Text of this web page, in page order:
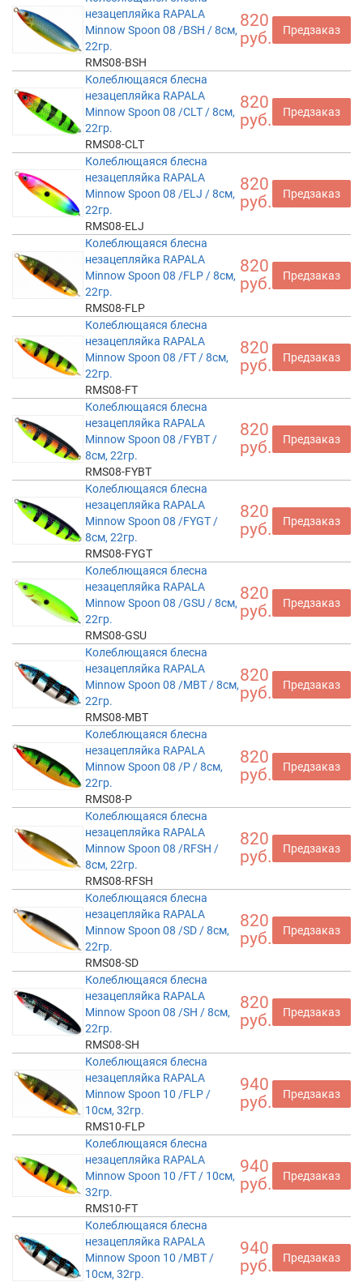
незацепляйка RAPALA
Minnow Spoon 08 /BSH / 8см,
22гр.
RMS08-BSH
820
руб.
Предзаказ
Колеблющаяся блесна
незацепляйка RAPALA
Minnow Spoon 08 /CLT / 8см,
22гр.
RMS08-CLT
820
руб.
Предзаказ
Колеблющаяся блесна
незацепляйка RAPALA
Minnow Spoon 08 /ELJ / 8см,
22гр.
RMS08-ELJ
820
руб.
Предзаказ
Колеблющаяся блесна
незацепляйка RAPALA
Minnow Spoon 08 /FLP / 8см,
22гр.
RMS08-FLP
820
руб.
Предзаказ
Колеблющаяся блесна
незацепляйка RAPALA
Minnow Spoon 08 /FT / 8см,
22гр.
RMS08-FT
820
руб.
Предзаказ
Колеблющаяся блесна
незацепляйка RAPALA
Minnow Spoon 08 /FYBT /
8см, 22гр.
RMS08-FYBT
820
руб.
Предзаказ
Колеблющаяся блесна
незацепляйка RAPALA
Minnow Spoon 08 /FYGT /
8см, 22гр.
RMS08-FYGT
820
руб.
Предзаказ
Колеблющаяся блесна
незацепляйка RAPALA
Minnow Spoon 08 /GSU / 8см,
22гр.
RMS08-GSU
820
руб.
Предзаказ
Колеблющаяся блесна
незацепляйка RAPALA
Minnow Spoon 08 /MBT / 8см,
22гр.
RMS08-MBT
820
руб.
Предзаказ
Колеблющаяся блесна
незацепляйка RAPALA
Minnow Spoon 08 /P / 8см,
22гр.
RMS08-P
820
руб.
Предзаказ
Колеблющаяся блесна
незацепляйка RAPALA
Minnow Spoon 08 /RFSH /
8см, 22гр.
RMS08-RFSH
820
руб.
Предзаказ
Колеблющаяся блесна
незацепляйка RAPALA
Minnow Spoon 08 /SD / 8см,
22гр.
RMS08-SD
820
руб.
Предзаказ
Колеблющаяся блесна
незацепляйка RAPALA
Minnow Spoon 08 /SH / 8см,
22гр.
RMS08-SH
820
руб.
Предзаказ
Колеблющаяся блесна
незацепляйка RAPALA
Minnow Spoon 10 /FLP /
10см, 32гр.
RMS10-FLP
940
руб.
Предзаказ
Колеблющаяся блесна
незацепляйка RAPALA
Minnow Spoon 10 /FT / 10см,
32гр.
RMS10-FT
940
руб.
Предзаказ
Колеблющаяся блесна
незацепляйка RAPALA
Minnow Spoon 10 /MBT /
10см, 32гр.
940
руб.
Предзаказ